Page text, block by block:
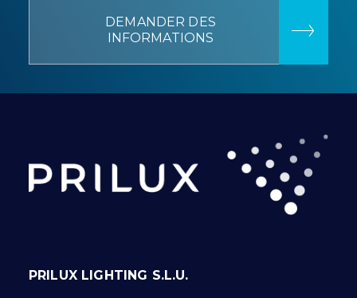
DEMANDER DES
INFORMATIONS
PRILUX LIGHTING S.L.U.